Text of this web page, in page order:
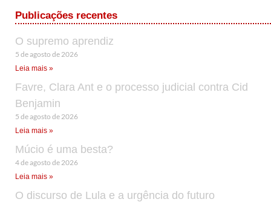
Publicações recentes
O supremo aprendiz
5 de agosto de 2026
Leia mais »
Favre, Clara Ant e o processo judicial contra Cid
Benjamin
5 de agosto de 2026
Leia mais »
Múcio é uma besta?
4 de agosto de 2026
Leia mais »
O discurso de Lula e a urgência do futuro